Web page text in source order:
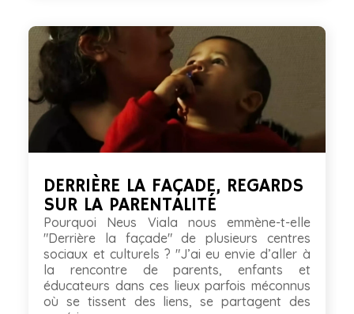
DERRIÈRE LA FAÇADE, REGARDS
SUR LA PARENTALITÉ
Pourquoi Neus Viala nous emmène-t-elle
"Derrière la façade" de plusieurs centres
sociaux et culturels ? "J’ai eu envie d’aller à
la rencontre de parents, enfants et
éducateurs dans ces lieux parfois méconnus
où se tissent des liens, se partagent des